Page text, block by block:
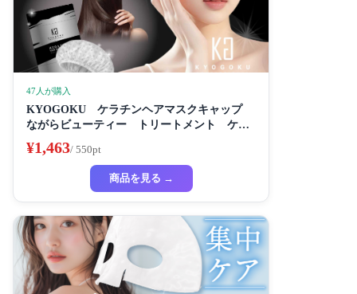
47人が購入
KYOGOKU ケラチンヘアマスクキャップ
ながらビューティー トリートメント ケラ
チン 保湿
¥1,463/ 550pt
商品を見る →